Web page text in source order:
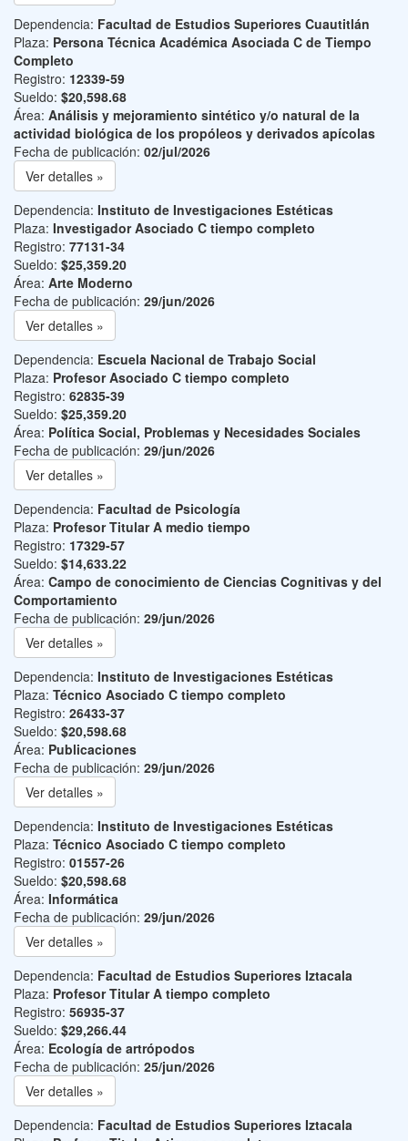
Dependencia: Facultad de Estudios Superiores Cuautitlán
Plaza: Persona Técnica Académica Asociada C de Tiempo
Completo
Registro: 12339-59
Sueldo: $20,598.68
Área: Análisis y mejoramiento sintético y/o natural de la
actividad biológica de los propóleos y derivados apícolas
Fecha de publicación: 02/jul/2026
Ver detalles »
Dependencia: Instituto de Investigaciones Estéticas
Plaza: Investigador Asociado C tiempo completo
Registro: 77131-34
Sueldo: $25,359.20
Área: Arte Moderno
Fecha de publicación: 29/jun/2026
Ver detalles »
Dependencia: Escuela Nacional de Trabajo Social
Plaza: Profesor Asociado C tiempo completo
Registro: 62835-39
Sueldo: $25,359.20
Área: Política Social, Problemas y Necesidades Sociales
Fecha de publicación: 29/jun/2026
Ver detalles »
Dependencia: Facultad de Psicología
Plaza: Profesor Titular A medio tiempo
Registro: 17329-57
Sueldo: $14,633.22
Área: Campo de conocimiento de Ciencias Cognitivas y del
Comportamiento
Fecha de publicación: 29/jun/2026
Ver detalles »
Dependencia: Instituto de Investigaciones Estéticas
Plaza: Técnico Asociado C tiempo completo
Registro: 26433-37
Sueldo: $20,598.68
Área: Publicaciones
Fecha de publicación: 29/jun/2026
Ver detalles »
Dependencia: Instituto de Investigaciones Estéticas
Plaza: Técnico Asociado C tiempo completo
Registro: 01557-26
Sueldo: $20,598.68
Área: Informática
Fecha de publicación: 29/jun/2026
Ver detalles »
Dependencia: Facultad de Estudios Superiores Iztacala
Plaza: Profesor Titular A tiempo completo
Registro: 56935-37
Sueldo: $29,266.44
Área: Ecología de artrópodos
Fecha de publicación: 25/jun/2026
Ver detalles »
Dependencia: Facultad de Estudios Superiores Iztacala